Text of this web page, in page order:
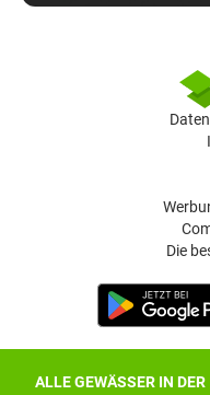
ALLE GEWÄSSER IN DER
Die